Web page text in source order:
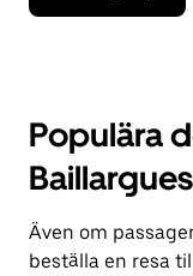
Populära
Baillargues
Även om
beställa en resa